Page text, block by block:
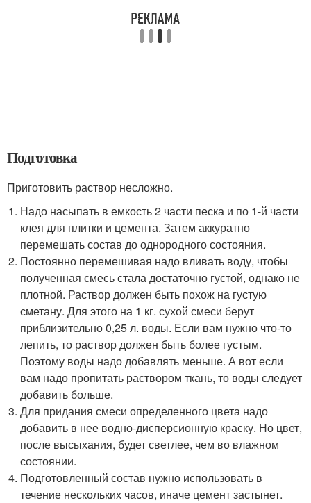
Подготовка
Приготовить раствор несложно.
Надо насыпать в емкость 2 части песка и по 1-й части
клея для плитки и цемента. Затем аккуратно
перемешать состав до однородного состояния.
Постоянно перемешивая надо вливать воду, чтобы
полученная смесь стала достаточно густой, однако не
плотной. Раствор должен быть похож на густую
сметану. Для этого на 1 кг. сухой смеси берут
приблизительно 0,25 л. воды. Если вам нужно что-то
лепить, то раствор должен быть более густым.
Поэтому воды надо добавлять меньше. А вот если
вам надо пропитать раствором ткань, то воды следует
добавить больше.
Для придания смеси определенного цвета надо
добавить в нее водно-дисперсионную краску. Но цвет,
после высыхания, будет светлее, чем во влажном
состоянии.
Подготовленный состав нужно использовать в
течение нескольких часов, иначе цемент застынет.